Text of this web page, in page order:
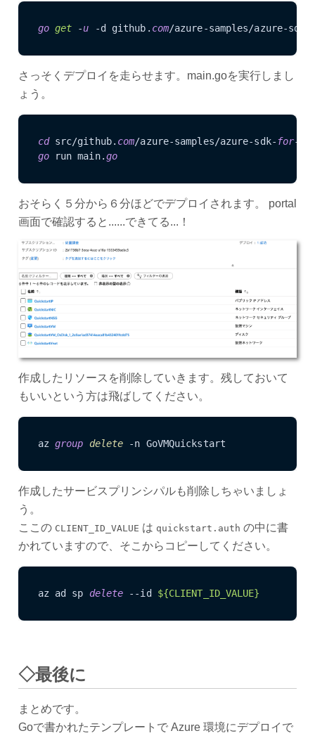
go get -u -d github. com/azure-samples/azure-sdk-
さっそくデプロイを走らせます。main.goを実行しまし
ょう。
cd src/github. com/azure-samples/azure-sdk- for-
go run main.go
おそらく５分から６分ほどでデプロイされます。 portal
画面で確認すると......できてる...！
作成したリソースを削除していきます。残しておいて
もいいという方は飛ばしてください。
az group delete
作成したサービスプリンシパルも削除しちゃいましょ
う。
ここの CLIENT_ID_VALUE は quickstart.auth の中に書
かれていますので、そこからコピーしてください。
az ad sp delete --id ${CLIENT_ID_VALUE}
◇最後に
まとめです。
Goで書かれたテンプレートで Azure 環境にデプロイで